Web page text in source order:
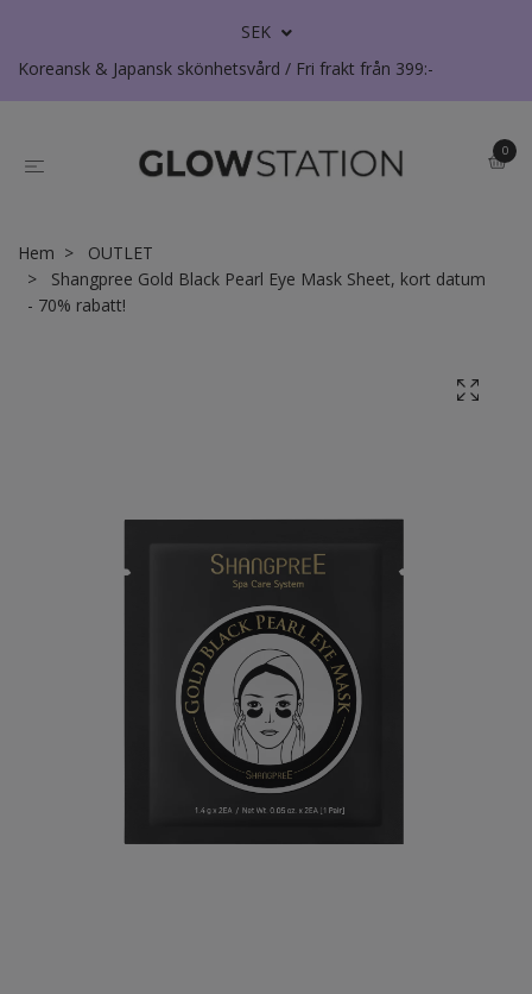
SEK
Koreansk & Japansk skönhetsvård / Fri frakt från 399:-
0
Hem
OUTLET
Shangpree Gold Black Pearl Eye Mask Sheet, kort datum
- 70% rabatt!